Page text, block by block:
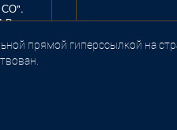
СО".
прямой гиперссылкой на